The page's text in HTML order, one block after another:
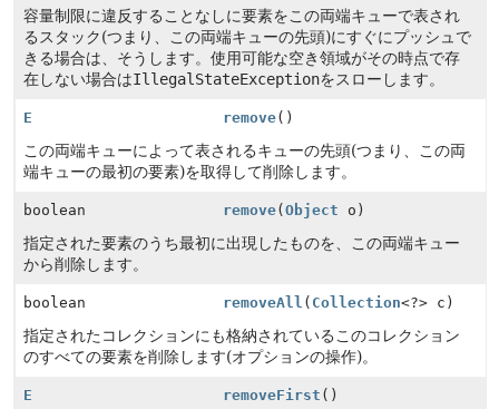
容量制限に違反することなしに要素をこの両端キューで表され
るスタック(つまり、この両端キューの先頭)にすぐにプッシュで
きる場合は、そうします。使用可能な空き領域がその時点で存
在しない場合はIllegalStateExceptionをスローします。
E remove()
この両端キューによって表されるキューの先頭(つまり、この両
端キューの最初の要素)を取得して削除します。
boolean remove(Object o)
指定された要素のうち最初に出現したものを、この両端キュー
から削除します。
boolean removeAll ( Collection<?> c)
指定されたコレクションにも格納されているこのコレクション
のすべての要素を削除します(オプションの操作)。
E removeFirst ()